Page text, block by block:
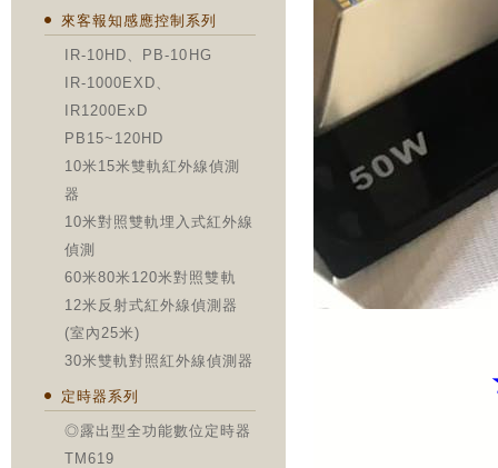
來客報知感應控制系列
IR-10HD、PB-10HG
IR-1000EXD、
IR1200ExD
PB15~120HD
10米15米雙軌紅外線偵測
器
10米對照雙軌埋入式紅外線
偵測
60米80米120米對照雙軌
12米反射式紅外線偵測器
(室內25米)
30米雙軌對照紅外線偵測器
定時器系列
◎露出型全功能數位定時器
TM619